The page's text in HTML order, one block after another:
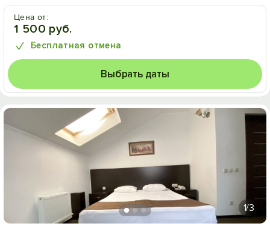
Цена от:
1 500 руб.
Бесплатная отмена
Выбрать даты
1/3